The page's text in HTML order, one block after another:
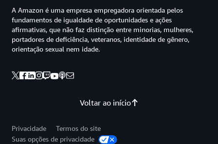
Voltar ao início
A Amazon é uma empresa empregadora orientada pelos
fundamentos de igualdade de oportunidades e ações
afirmativas, que não faz distinção entre minorias, mulheres,
portadores de deficiência, veteranos, identidade de gênero,
orientação sexual nem idade.
Privacidade
Termos do site
Suas opções de privacidade